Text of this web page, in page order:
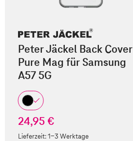
Peter Jäckel Back Cover
Pure Mag für Samsung
A57 5G
24,95 €
Lieferzeit:1-3 Werktage